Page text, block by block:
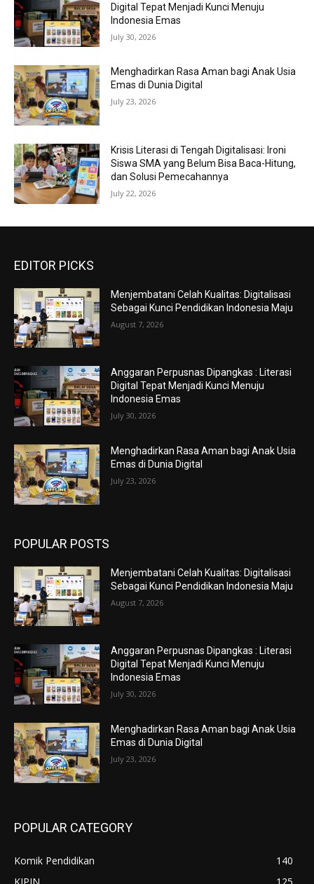
Digital Tepat Menjadi Kunci Menuju
Indonesia Emas
July 30, 2026
Menghadirkan Rasa Aman bagi Anak Usia
Emas di Dunia Digital
July 23, 2026
Krisis Literasi di Tengah Digitalisasi: Ironi
Siswa SMA yang Belum Bisa Baca-Hitung,
dan Solusi Pemecahannya
July 22, 2026
EDITOR PICKS
Menjembatani Celah Kualitas: Digitalisasi
Sebagai Kunci Pendidikan Indonesia Maju
August 7, 2026
Anggaran Perpusnas Dipangkas : Literasi
Digital Tepat Menjadi Kunci Menuju
Indonesia Emas
July 30, 2026
Menghadirkan Rasa Aman bagi Anak Usia
Emas di Dunia Digital
July 23, 2026
POPULAR POSTS
Menjembatani Celah Kualitas: Digitalisasi
Sebagai Kunci Pendidikan Indonesia Maju
August 7, 2026
Anggaran Perpusnas Dipangkas : Literasi
Digital Tepat Menjadi Kunci Menuju
Indonesia Emas
July 30, 2026
Menghadirkan Rasa Aman bagi Anak Usia
Emas di Dunia Digital
July 23, 2026
POPULAR CATEGORY
Komik Pendidikan
140